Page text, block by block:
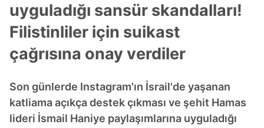
uyguladığı sansür skandalları!
Filistinliler için suikast
çağrısına onay verdiler
Son günlerde Instagram'ın İsrail'de yaşanan
katliama açıkça destek çıkması ve şehit Hamas
lideri İsmail Haniye paylaşımlarına uyguladığı